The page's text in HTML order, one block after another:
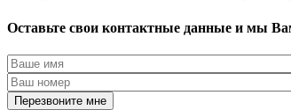
Оставьте свои контактные данные и мы